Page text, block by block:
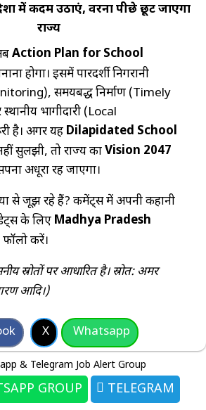
में कदम उठाएं, वरना पीछे छूट जाएगा
राज्य
Action Plan for School
होगा। इसमें पारदर्शी निगरानी
समयबद्ध निर्माण (Timely
भागीदारी (Local
है। अगर यह Dilapidated School
सुलझी, तो राज्य काVision 2047
अधूरा रह जाएगा।
से जूझ रहे हैं? कमेंट्स में अपनी कहानी
के लिए Madhya Pradesh
फॉलो करें।
स्रोतों पर आधारित है। स्रोत: अमर
आदि।)
X Whatsapp
& Telegram Job Alert Group
GROUP TELEGRAM